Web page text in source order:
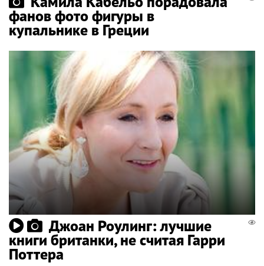
фанов фото фигуры в
купальнике в Греции
Джоан Роулинг: лучшие
книги британки, не считая Гарри
Поттера